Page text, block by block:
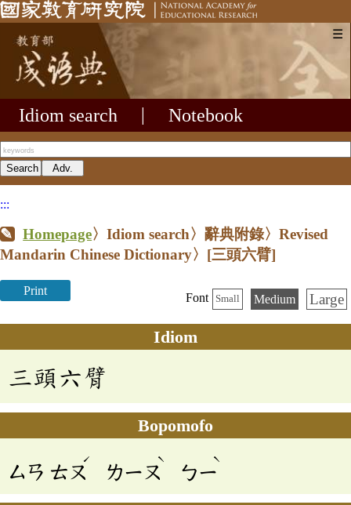
☰
Idiom search Notebook
:::
Homepage〉Idiom search〉辭典附錄〉Revised
Mandarin Chinese Dictionary〉 [三頭六臂]
Print
Font Small Medium Large
Idiom
三頭六臂
Bopomofo
ㄙㄢ ㄊㄡ
ˊ
ㄌㄧㄡ
ˋ
ㄅㄧ
ˋ